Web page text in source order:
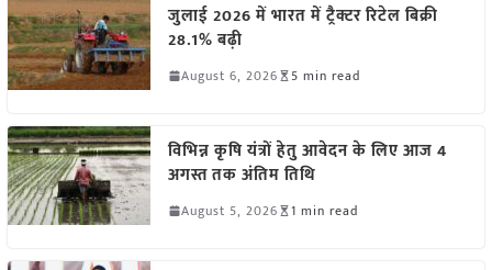
जुलाई 2026 में भारत में ट्रैक्टर रिटेल बिक्री
28.1% बढ़ी
August 6, 2026 5 min read
विभिन्न कृषि यंत्रों हेतु आवेदन के लिए आज 4
अगस्त तक अंतिम तिथि
August 5, 2026 1 min read